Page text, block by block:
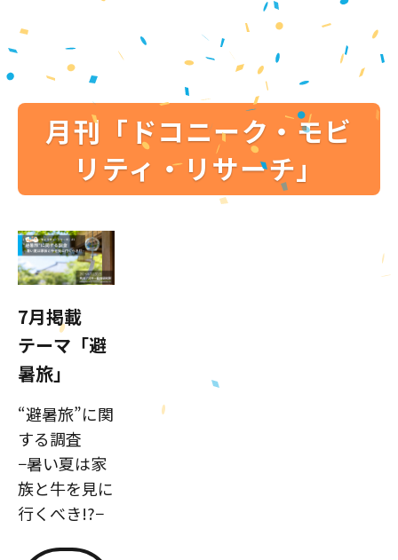
月刊「ドコニーク・モビ
リティ・リサーチ」
7月掲載
テーマ「避
暑旅」
“避暑旅”に関
する調査
−暑い夏は家
族と牛を見に
行くべき!?−